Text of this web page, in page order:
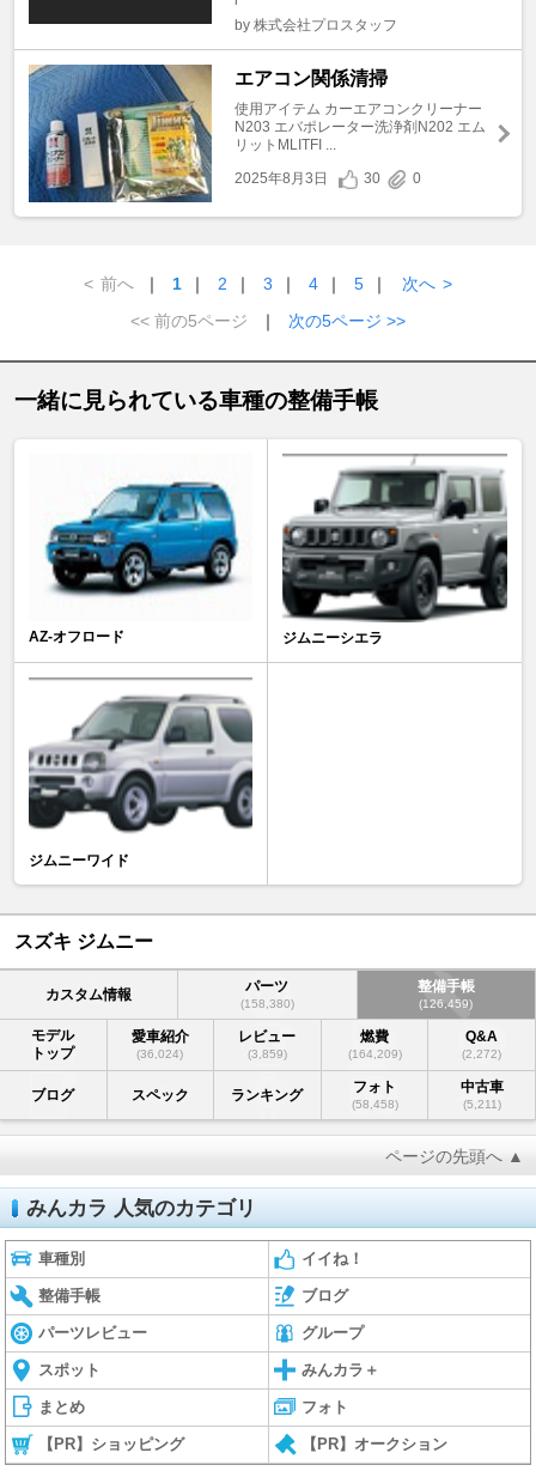
by 株式会社プロスタッフ
エアコン関係清掃
使用アイテム カーエアコンクリーナー
N203 エバポレーター洗浄剤N202 エム
リットMLITFI ...
2025年8月3日
30 0
< 前へ ｜ 1 ｜ 2 ｜ 3 ｜ 4 ｜ 5 ｜ 次へ >
<< 前の5ページ
｜ 次の5ページ >>
一緒に見られている車種の整備手帳
AZ-オフロード ジムニーシエラ
ジムニーワイド
スズキ ジムニー
カスタム情報 パーツ
(158,380)
整備手帳
(126,459)
モデル
トップ
愛車紹介
(36,024)
レビュー
(3,859)
燃費
(164,209)
Q&A
(2,272)
ブログ スペック ランキング フォト
(58,458)
中古車
(5,211)
ページの先頭へ ▲
みんカラ 人気のカテゴリ
車種別 イイね！
整備手帳 ブログ
パーツレビュー グループ
スポット みんカラ＋
まとめ フォト
【PR】ショッピング 【PR】オークション